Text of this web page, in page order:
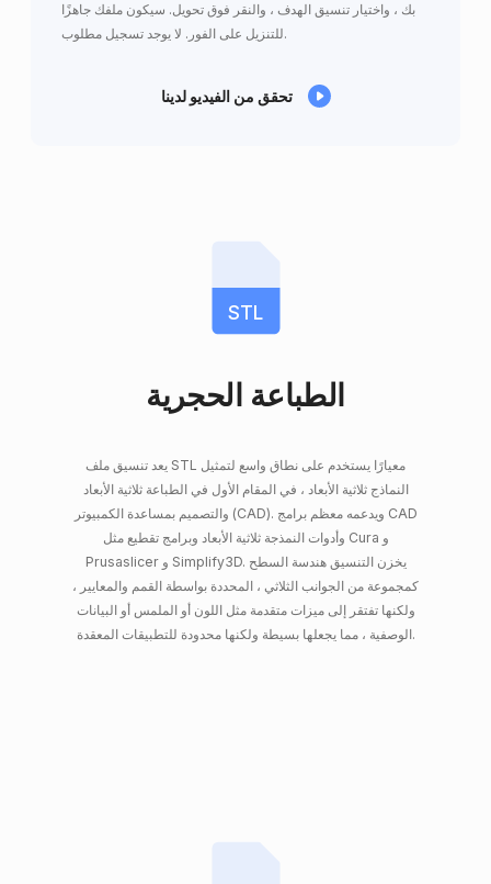
بك ، واختيار تنسيق الهدف ، والنقر فوق تحويل. سيكون ملفك جاهزًا
للتنزيل على الفور. لا يوجد تسجيل مطلوب.
تحقق من الفيديو لدينا
STL
الطباعة الحجرية
يعد تنسيق ملف STL معيارًا يستخدم على نطاق واسع لتمثيل
النماذج ثلاثية الأبعاد ، في المقام الأول في الطباعة ثلاثية الأبعاد
والتصميم بمساعدة الكمبيوتر (CAD). ويدعمه معظم برامج CAD
وأدوات النمذجة ثلاثية الأبعاد وبرامج تقطيع مثل Cura و
Prusaslicer و Simplify3D. يخزن التنسيق هندسة السطح
كمجموعة من الجوانب الثلاثي ، المحددة بواسطة القمم والمعايير ،
ولكنها تفتقر إلى ميزات متقدمة مثل اللون أو الملمس أو البيانات
الوصفية ، مما يجعلها بسيطة ولكنها محدودة للتطبيقات المعقدة.